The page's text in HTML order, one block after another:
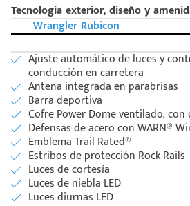
Tecnología exterior, diseño y
Wrangler Rubicon
Ajuste automático de luces y
conducción en carretera
Antena integrada en parabrisas
Barra deportiva
Cofre Power Dome ventilado,
Defensas de acero con WARN®
Emblema Trail Rated®
Estribos de protección Rock Rails
Luces de cortesía
Luces de niebla LED
Luces diurnas LED